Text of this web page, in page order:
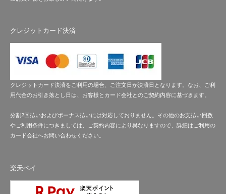
クレジットカード決済
クレジットカード決済をご利用の場合、ご注文日が決済日となります。なお、ご利
用代金のお引き落とし日は、お客様とカード会社とのご契約内容に基づきます。
分割2回払いおよびボーナス払いには対応しておりません。その他のお支払い回数
やご利用条件につきましては、ご契約内容により異なりますので、詳細はご利用の
カード会社へお問い合わせください。
楽天ペイ